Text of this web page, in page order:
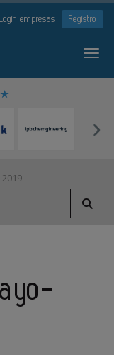
Login empresas Registro